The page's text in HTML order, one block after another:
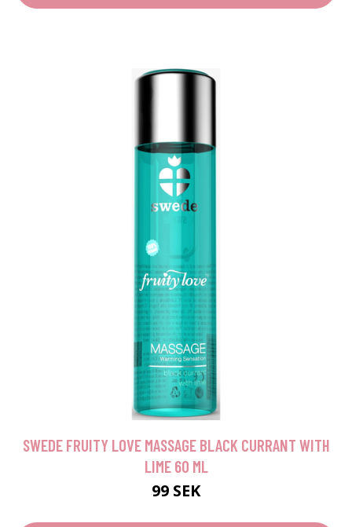
SWEDE FRUITY LOVE MASSAGE BLACK CURRANT WITH
LIME 60 ML
99 SEK